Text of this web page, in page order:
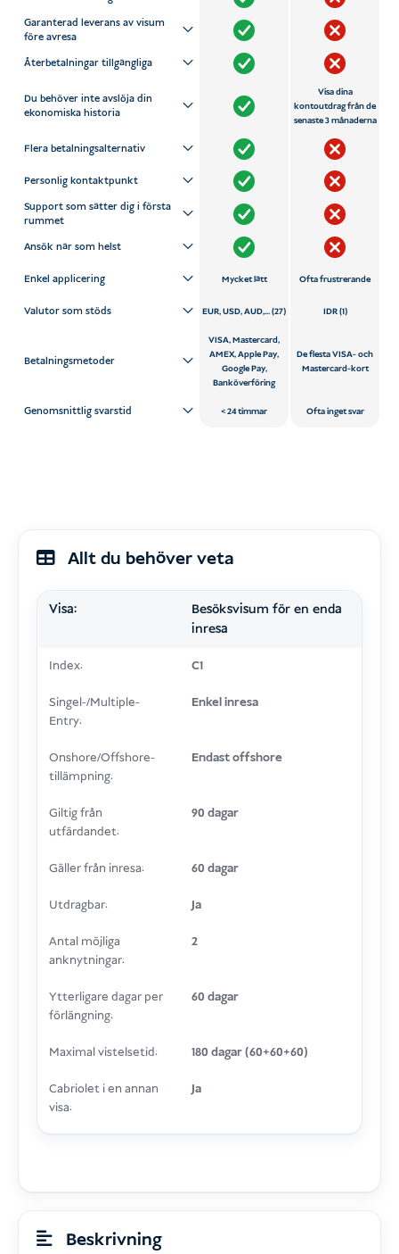
Garanterad leverans av visum
före avresa
Återbetalningar tillgängliga
Du behöver inte avslöja din
ekonomiska historia
Visa dina
kontoutdrag från de
senaste 3 månaderna
Flera betalningsalternativ
Personlig kontaktpunkt
Support som sätter dig i första
rummet
Ansök när som helst
Enkel applicering Mycket lätt Ofta frustrerande
Valutor som stöds EUR, USD, AUD,... (27) IDR (1)
Betalningsmetoder
VISA, Mastercard,
AMEX, Apple Pay,
Google Pay,
Banköverföring
De flesta VISA- och
Mastercard-kort
Genomsnittlig svarstid 24 timmar Ofta inget svar
Allt du behöver veta
Visa:
Besöksvisum för en enda
inresa
Index: C1
Singel-/Multiple-
Entry:
Enkel inresa
Onshore/Offshore-
tillämpning:
Endast offshore
Giltig från
utfärdandet:
90 dagar
Gäller från inresa: 60 dagar
Utdragbar: Ja
Antal möjliga
anknytningar:
2
Ytterligare dagar per
förlängning:
60 dagar
Maximal vistelsetid: 180 dagar (60+60+60)
Cabriolet i en annan
visa:
Ja
Beskrivning